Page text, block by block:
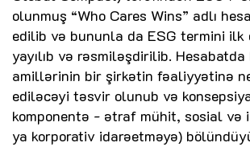
olunmuş “Who Cares Wins” adlı
edilib və bununla da ESG termini ilk
yayılıb və rəsmiləşdirilib. Hesabatda
amillərinin bir şirkətin fəaliyyətinə
ediləcəyi təsvir olunub və
komponentə - ətraf mühit, sosial və
ya korporativ idarəetməyə)